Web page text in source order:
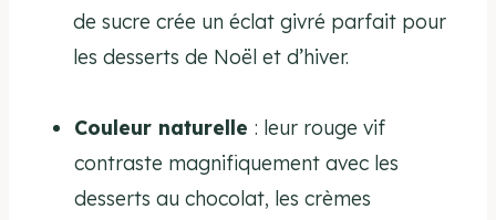
de sucre crée un éclat givré parfait pour
les desserts de Noël et d’hiver.
Couleur naturelle: leur rouge vif
contraste magnifiquement avec les
desserts au chocolat, les crèmes